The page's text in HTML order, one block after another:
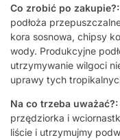
Co zrobić po zakupie?:
podłoża
kora sosnowa, chipsy
wody. Produkcyjne
utrzymywanie wilgoci
uprawy tych
Na co trzeba uważać?:
przędziorka i
liście i utrzymujmy